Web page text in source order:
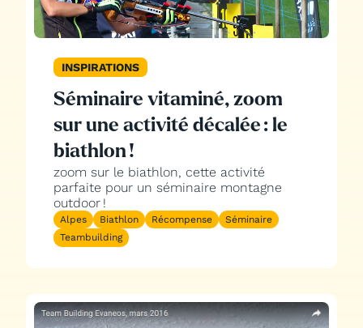
INSPIRATIONS
Séminaire vitaminé, zoom
sur une activité décalée : le
biathlon !
zoom sur le biathlon, cette activité
parfaite pour un séminaire montagne
outdoor !
Alpes Biathlon Récompense
Séminaire
Teambuilding